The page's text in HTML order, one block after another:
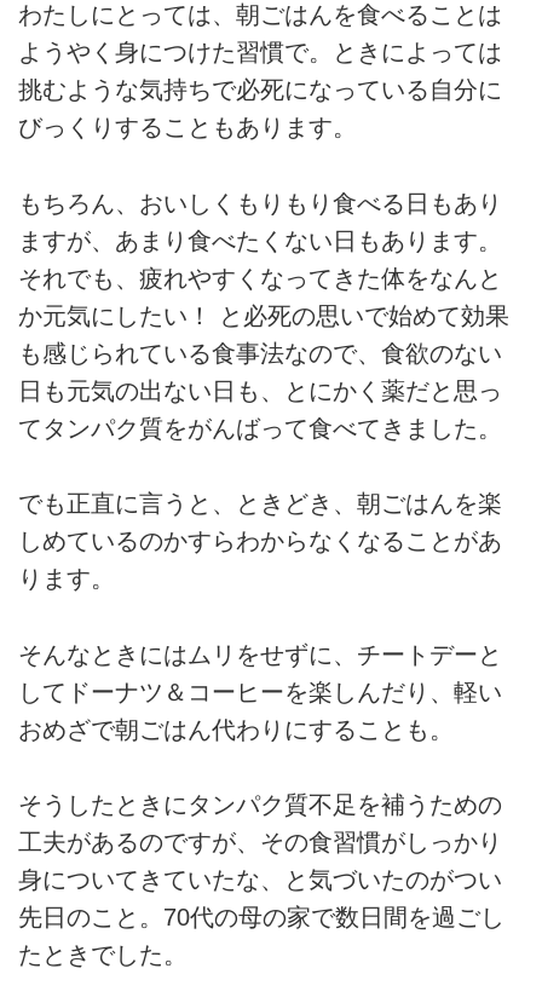
わたしにとっては、朝ごはんを食べることは
ようやく身につけた習慣で。ときによっては
挑むような気持ちで必死になっている自分に
びっくりすることもあります。
もちろん、おいしくもりもり食べる日もあり
ますが、あまり食べたくない日もあります。
それでも、疲れやすくなってきた体をなんと
か元気にしたい！ と必死の思いで始めて効果
も感じられている食事法なので、食欲のない
日も元気の出ない日も、とにかく薬だと思っ
てタンパク質をがんばって食べてきました。
でも正直に言うと、ときどき、朝ごはんを楽
しめているのかすらわからなくなることがあ
ります。
そんなときにはムリをせずに、チートデーと
してドーナツ＆コーヒーを楽しんだり、軽い
おめざで朝ごはん代わりにすることも。
そうしたときにタンパク質不足を補うための
工夫があるのですが、その食習慣がしっかり
身についてきていたな、と気づいたのがつい
先日のこと。70代の母の家で数日間を過ごし
たときでした。